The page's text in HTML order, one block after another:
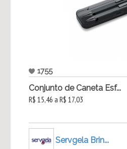
1755
Conjunto de Caneta Esf...
R$ 15,46 a R$ 17,03
Servgela Brin...